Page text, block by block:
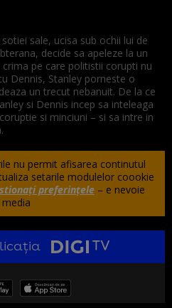
sale, ucisa sub ochii lui de
decide sa apeleze la un
pe care politistii corupti nu
Dennis, Stanley porneste o
un trecut nebanuit. De la ce
si Dennis incep sa inteleaga
si minciuni – si sa intre in
nu permit afisarea continutul
setarile modulelor coookie
preferințele – e nevoie